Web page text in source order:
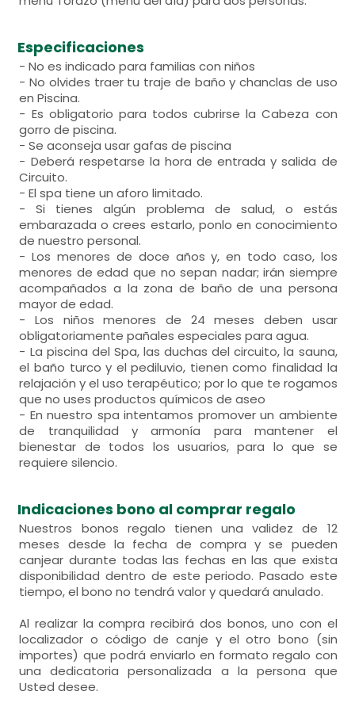
Especificaciones
- No es indicado para familias con niños
- No olvides traer tu traje de baño y chanclas de uso
en Piscina.
- Es obligatorio para todos cubrirse la Cabeza con
gorro de piscina.
- Se aconseja usar gafas de piscina
- Deberá respetarse la hora de entrada y salida de
Circuito.
- El spa tiene un aforo limitado.
- Si tienes algún problema de salud, o estás
embarazada o crees estarlo, ponlo en conocimiento
de nuestro personal.
- Los menores de doce años y, en todo caso, los
menores de edad que no sepan nadar; irán siempre
acompañados a la zona de baño de una persona
mayor de edad.
- Los niños menores de 24 meses deben usar
obligatoriamente pañales especiales para agua.
- La piscina del Spa, las duchas del circuito, la sauna,
el baño turco y el pediluvio, tienen como finalidad la
relajación y el uso terapéutico; por lo que te rogamos
que no uses productos químicos de aseo
- En nuestro spa intentamos promover un ambiente
de tranquilidad y armonía para mantener el
bienestar de todos los usuarios, para lo que se
requiere silencio.
Indicaciones bono al comprar regalo
Nuestros bonos regalo tienen una validez de 12
meses desde la fecha de compra y se pueden
canjear durante todas las fechas en las que exista
disponibilidad dentro de este periodo. Pasado este
tiempo, el bono no tendrá valor y quedará anulado.
Al realizar la compra recibirá dos bonos, uno con el
localizador o código de canje y el otro bono (sin
importes) que podrá enviarlo en formato regalo con
una dedicatoria personalizada a la persona que
Usted desee.